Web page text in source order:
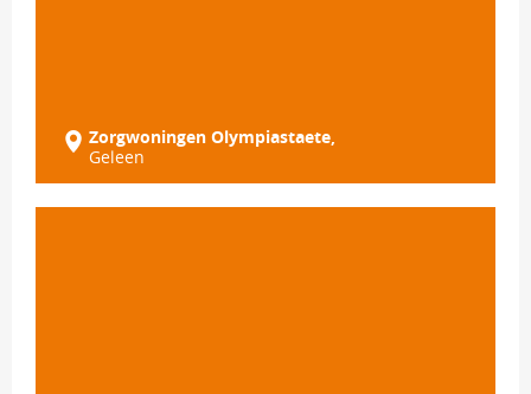
Zorgwoningen Olympiastaete,
Geleen